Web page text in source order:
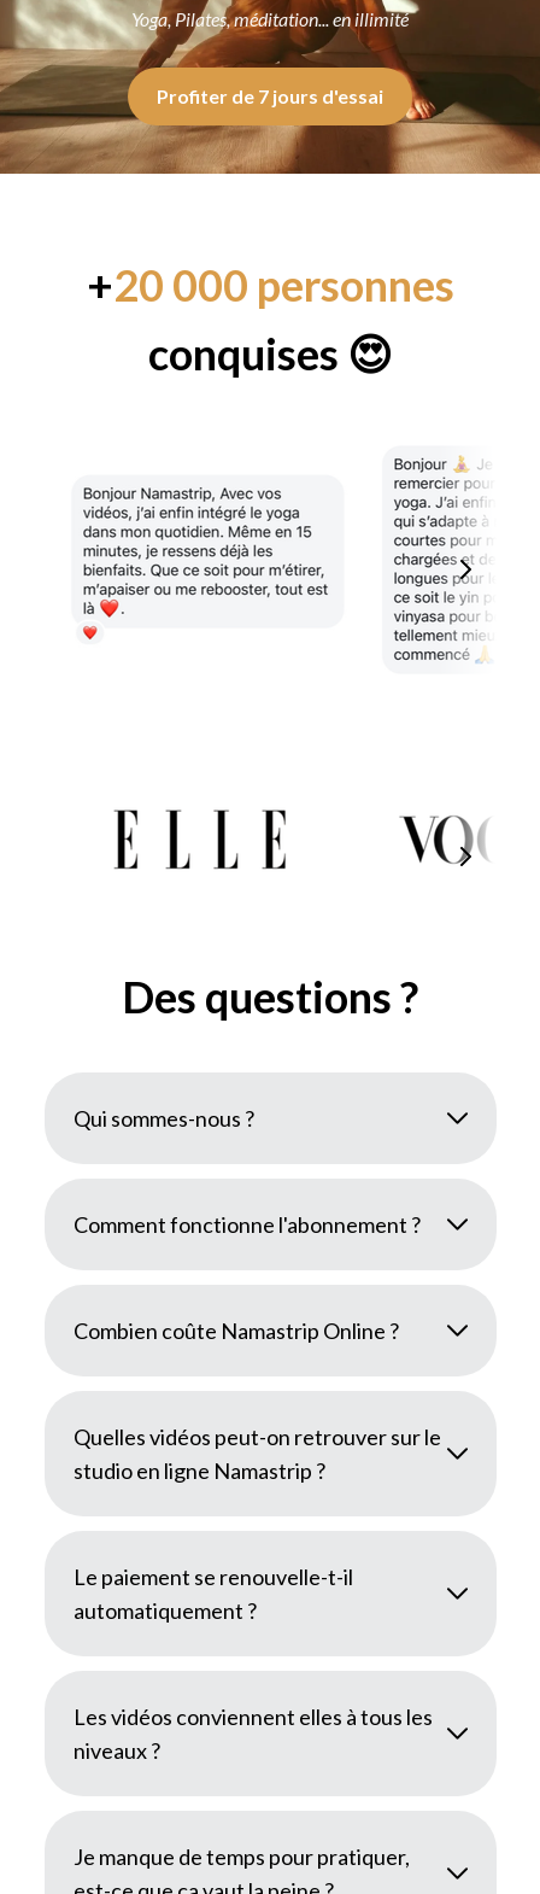
Yoga, Pilates, méditation... en illimité
Profiter de 7 jours d'essai
+20 000 personnes
conquises 😍
Des questions ?
Qui sommes-nous ?
Comment fonctionne l'abonnement ?
Combien coûte Namastrip Online ?
Quelles vidéos peut-on retrouver sur le
studio en ligne Namastrip ?
Le paiement se renouvelle-t-il
automatiquement ?
Les vidéos conviennent elles à tous les
niveaux ?
Je manque de temps pour pratiquer,